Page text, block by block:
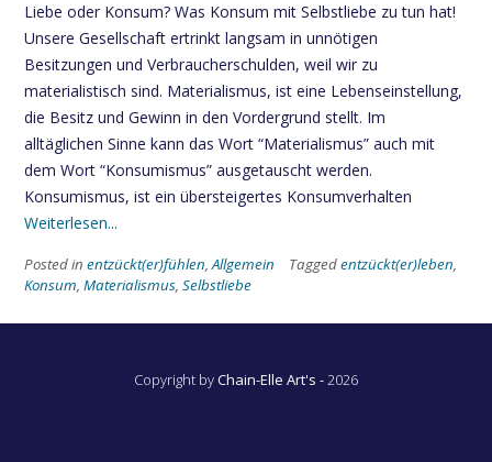
Liebe oder Konsum? Was Konsum mit Selbstliebe zu tun hat!
Unsere Gesellschaft ertrinkt langsam in unnötigen
Besitzungen und Verbraucherschulden, weil wir zu
materialistisch sind. Materialismus, ist eine Lebenseinstellung,
die Besitz und Gewinn in den Vordergrund stellt. Im
alltäglichen Sinne kann das Wort “Materialismus” auch mit
dem Wort “Konsumismus” ausgetauscht werden.
Konsumismus, ist ein übersteigertes Konsumverhalten
Weiterlesen...
Posted in entzückt(er)fühlen,Allgemein Taggedentzückt(er)leben,
Konsum, Materialismus, Selbstliebe
Copyright byChain-Elle Art's -2026